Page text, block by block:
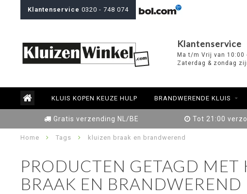
Klantenservice 0320 - 748 074
Klantenservice
Ma t/m Vrij van 10:00
Zaterdag & zondag
KLUIS KOPEN KEUZE HULP BRANDWERENDE KLUIS
Gratis verzending NL/BE Tot 21:00
Home Tags kluizen braak en brandwerend
PRODUCTEN GETAGD MET
BRAAK EN BRANDWEREND